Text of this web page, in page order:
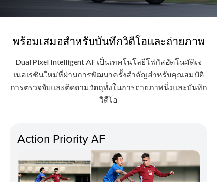
พร้อมเสมอสำหรับบันทึกวิดีโอและถ่ายภาพ
Dual Pixel Intelligent AF เป็นเทคโนโลยีโฟกัสอัตโนมัติเจ
เนอเรชันใหม่ที่ผ่านการพัฒนาครั้งสำคัญสำหรับคุณสมบัติ
การตรวจจับและติดตามวัตถุทั้งในการถ่ายภาพนิ่งและบันทึก
วิดีโอ
Action Priority AF